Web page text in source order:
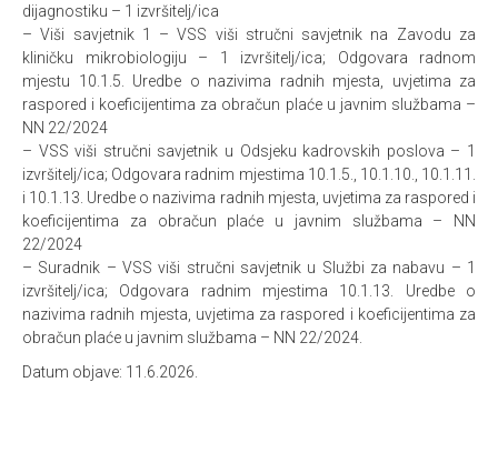
dijagnostiku – 1 izvršitelj/ica
– Viši savjetnik 1 – VSS viši stručni savjetnik na Zavodu za
kliničku mikrobiologiju – 1 izvršitelj/ica; Odgovara radnom
mjestu 10.1.5. Uredbe o nazivima radnih mjesta, uvjetima za
raspored i koeficijentima za obračun plaće u javnim službama –
NN 22/2024
– VSS viši stručni savjetnik u Odsjeku kadrovskih poslova – 1
izvršitelj/ica; Odgovara radnim mjestima 10.1.5., 10.1.10., 10.1.11.
i 10.1.13. Uredbe o nazivima radnih mjesta, uvjetima za raspored i
koeficijentima za obračun plaće u javnim službama – NN
22/2024
– Suradnik – VSS viši stručni savjetnik u Službi za nabavu – 1
izvršitelj/ica; Odgovara radnim mjestima 10.1.13. Uredbe o
nazivima radnih mjesta, uvjetima za raspored i koeficijentima za
obračun plaće u javnim službama – NN 22/2024.
Datum objave: 11.6.2026.